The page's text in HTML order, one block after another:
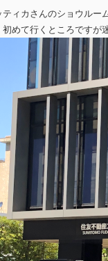
ィカさんのショウルー
めて行くところですが